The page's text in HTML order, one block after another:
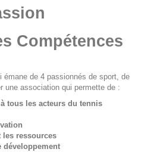
Compétences
émane de 4 passionnés de sport, de
une association qui permette de :
tous les acteurs du tennis
les ressources
développement